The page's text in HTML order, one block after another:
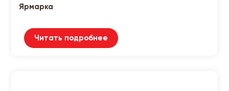
Ярмарка
Читать подробнее